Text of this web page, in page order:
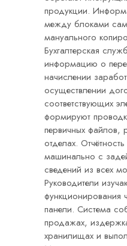
продукции.
между блоками
мануального
Бухгалтерская
информацию о
начислении
осуществлении
соответствующих
формируют
первичных файлов,
отделах.
машинально с
сведений из всех
Руководители
функционирования
панели. Система
продажах,
хранилищах и